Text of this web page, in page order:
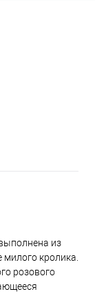
из
кролика.
розового